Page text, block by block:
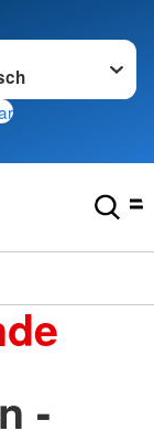
wechseln zu
-